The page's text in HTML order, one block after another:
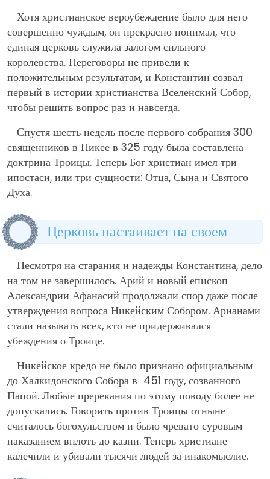
Хотя христианское вероубеждение было для него
совершенно чуждым, он прекрасно понимал, что
единая церковь служила залогом сильного
королевства. Переговоры не привели к
положительным результатам, и Константин созвал
первый в истории христианства Вселенский Собор,
чтобы решить вопрос раз и навсегда.
Спустя шесть недель после первого собрания 300
священников в Никее в 325 году была составлена
доктрина Троицы. Теперь Бог христиан имел три
ипостаси, или три сущности: Отца, Сына и Святого
Духа.
Церковь настаивает на своем
Несмотря на старания и надежды Константина, дело
на том не завершилось. Арий и новый епископ
Александрии Афанасий продолжали спор даже после
утверждения вопроса Никейским Собором. Арианами
стали называть всех, кто не придерживался
убеждения о Троице.
Никейское кредо не было признано официальным
до Халкидонского Собора в 451 году, созванного
Папой. Любые пререкания по этому поводу более не
допускались. Говорить против Троицы отныне
считалось богохульством и было чревато суровым
наказанием вплоть до казни. Теперь христиане
калечили и убивали тысячи людей за инакомыслие.